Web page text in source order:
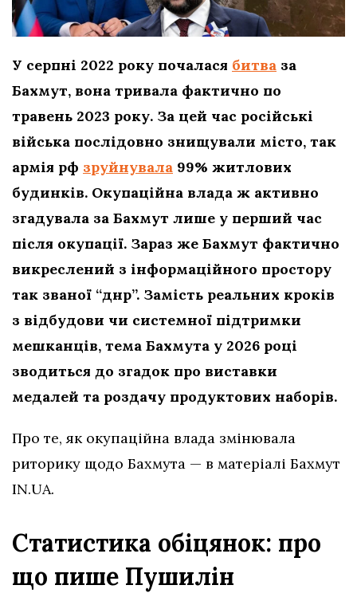
У серпні 2022 року почалася битва за
Бахмут, вона тривала фактично по
травень 2023 року. За цей час російські
війська послідовно знищували місто, так
армія рф зруйнувала 99% житлових
будинків. Окупаційна влада ж активно
згадувала за Бахмут лише у перший час
після окупації. Зараз же Бахмут фактично
викреслений з інформаційного простору
так званої “днр”. Замість реальних кроків
з відбудови чи системної підтримки
мешканців, тема Бахмута у 2026 році
зводиться до згадок про виставки
медалей та роздачу продуктових наборів.
Про те, як окупаційна влада змінювала
риторику щодо Бахмута — в матеріалі Бахмут
IN.UA.
Статистика обіцянок: про
що пише Пушилін